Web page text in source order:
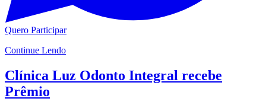
Quero Participar
Continue Lendo
Clínica Luz Odonto Integral recebe
Prêmio